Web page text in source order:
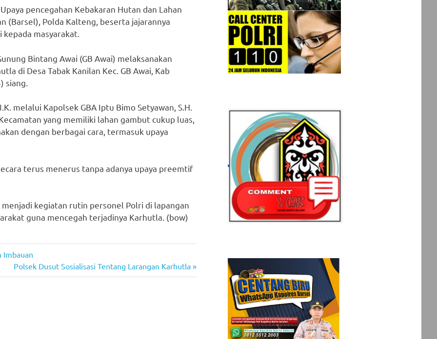
pencegahan Kebakaran Hutan dan Lahan
(Barsel), Polda Kalteng, beserta jajarannya
masyarakat.
Bintang Awai (GB Awai) melaksanakan
di Desa Tabak Kanilan Kec. GB Awai, Kab
siang.
melalui Kapolsek GBA Iptu Bimo Setyawan, S.H.
yang memiliki lahan gambut cukup luas,
dengan berbagai cara, termasuk upaya
terus menerus tanpa adanya upaya preemtif
kegiatan rutin personel Polri di lapangan
guna mencegah terjadinya Karhutla. (bow)
Imbauan
Next
Post:
Polsek Dusut Sosialisasi Tentang Larangan Karhutla